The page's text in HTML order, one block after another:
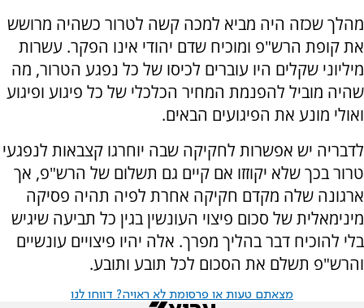
מהלך שכזה היה מביא למכה קשה לטרור כשהיה מרושש
את קופת הרש"פ ומוכיח שדם יהודי אינו הפקר. עשרות
מיליוני שקלים היו עוברים לכיסו של כל נפגע הטרור, מה
שהיה מוביל להפנמת המחיר הכלכלי של כל פיגוע ופיגוע
ואולי מונע את הפיגועים הבאים.
לדבריה יש אפשרות לחקיקה שבה יוחרגו קצבאות לנפגעי
טרור בכך שלא יקוזזו אם קיים גם תשלום של הרש"פ, אך
ארגונה שלה מקדם חקיקה אחרת לפיה תהיה פסיקה
מינימאלית של סכום פיצוי העונשין בגין כל תביעה שיגיש
בלי להוכיח דבר בהליך מפרך. אלה יהיו פיצויים עונשיים
והרש"פ תשלם את הסכום לכל תובע ותובע.
מצאתם טעות או פרסומת לא ראויה? דווחו לנו